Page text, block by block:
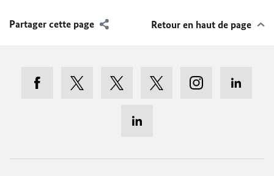
Partager cette page Retour en haut de page